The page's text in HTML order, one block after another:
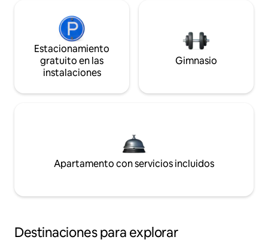
Estacionamiento
gratuito en las
instalaciones
Gimnasio
Apartamento con servicios incluidos
Destinaciones para explorar